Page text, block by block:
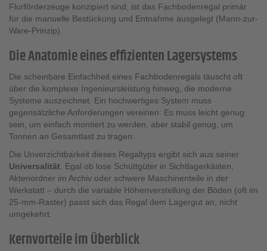
Flurförderzeuge konzipiert sind, ist das Fachbodenregal primär
für die manuelle Bestückung und Entnahme ausgelegt (Mann-zur-
Ware-Prinzip).
Die Anatomie eines effizienten Lagersystems
Die scheinbare Einfachheit eines Fachbodenregals täuscht oft
über die komplexe Ingenieursleistung hinweg, die moderne
Systeme auszeichnet. Ein hochwertiges System muss
gegensätzliche Anforderungen vereinen: Es muss leicht genug
sein, um einfach montiert zu werden, aber stabil genug, um
Tonnen an Gesamtlast zu tragen.
Die Unverzichtbarkeit dieses Regaltyps ergibt sich aus seiner
Universalität . Egal ob lose Schüttgüter in Sichtlagerkästen,
Aktenordner im Archiv oder schwere Maschinenteile in der
Werkstatt – durch die variable Höhenverstellung der Böden (oft im
25-mm-Raster) passt sich das Regal dem Lagergut an, nicht
umgekehrt.
Kernvorteile im Überblick